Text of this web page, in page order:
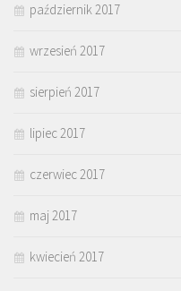
październik 2017
wrzesień 2017
sierpień 2017
lipiec 2017
czerwiec 2017
maj 2017
kwiecień 2017